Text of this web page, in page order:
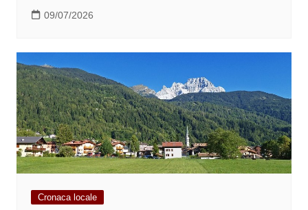
09/07/2026
Cronaca locale